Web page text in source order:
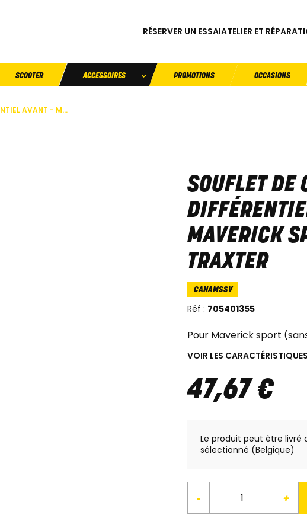
RÉSERVER UN ESSAIATELIER ET
SCOOTER ACCESSOIRES PROMOTIONS OCCASIONS
AVANT - M...
SOUFLET DE
MAVERICK
TRAXTER
CANAMSSV
Réf : 705401355
Pour Maverick sport
VOIR LES CARACTÉRISTIQUES
47,67€
Le produit peut être livré
sélectionné (Belgique)
- +